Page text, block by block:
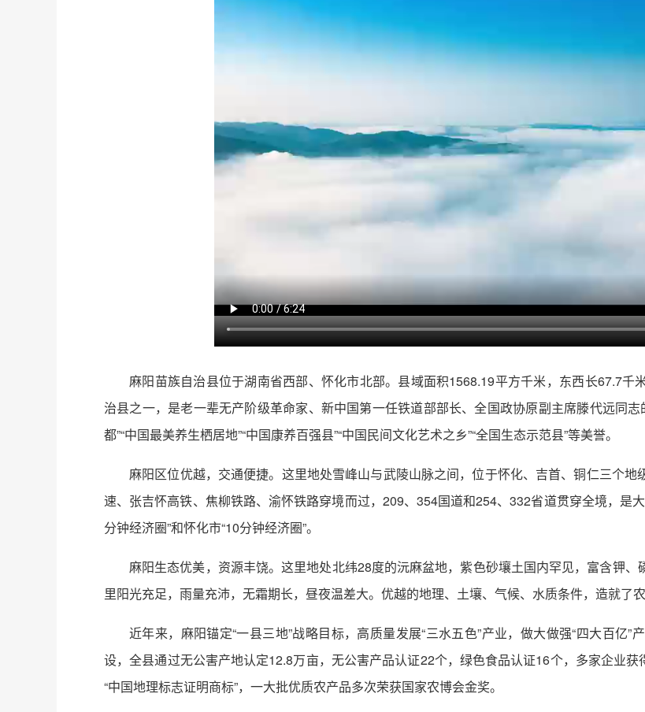
麻阳苗族自治县位于湖南省西部、怀化市北部。县域面积1568.19平方千米，东西长67.7千
治县之一，是老一辈无产阶级革命家、新中国第一任铁道部部长、全国政协原副主席滕代远同志
都”“中国最美养生栖居地”“中国康养百强县”“中国民间文化艺术之乡”“全国生态示范县”等美誉。
麻阳区位优越，交通便捷。这里地处雪峰山与武陵山脉之间，位于怀化、吉首、铜仁三个
速、张吉怀高铁、焦柳铁路、渝怀铁路穿境而过，209、354国道和254、332省道贯穿全境，是
分钟经济圈”和怀化市“10分钟经济圈”。
麻阳生态优美，资源丰饶。这里地处北纬28度的沅麻盆地，紫色砂壤土国内罕见，富含钾
里阳光充足，雨量充沛，无霜期长，昼夜温差大。优越的地理、土壤、气候、水质条件，造就了农
近年来，麻阳锚定“一县三地”战略目标，高质量发展“三水五色”产业，做大做强“四大百亿
设，全县通过无公害产地认定12.8万亩，无公害产品认证22个，绿色食品认证16个，多家企业获
“中国地理标志证明商标”，一大批优质农产品多次荣获国家农博会金奖。